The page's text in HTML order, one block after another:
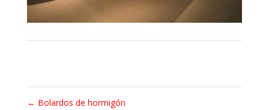
← Bolardos de hormigón